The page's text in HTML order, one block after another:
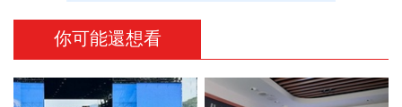
你可能還想看